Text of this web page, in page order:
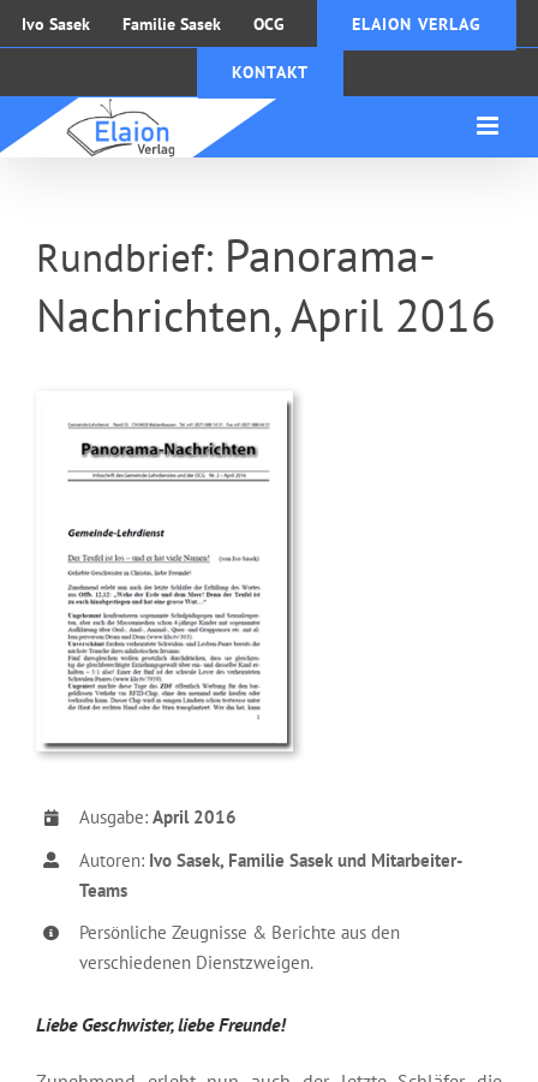
Zum
Inhalt
Ivo Sasek Familie Sasek OCG ELAION VERLAG
KONTAKT
Rundbrief: Panorama-
Nachrichten, April 2016
Ausgabe: April 2016
Autoren: Ivo Sasek, Familie Sasek und Mitarbeiter-
Teams
Persönliche Zeugnisse & Berichte aus den
verschiedenen Dienstzweigen.
Liebe Geschwister, liebe Freunde!